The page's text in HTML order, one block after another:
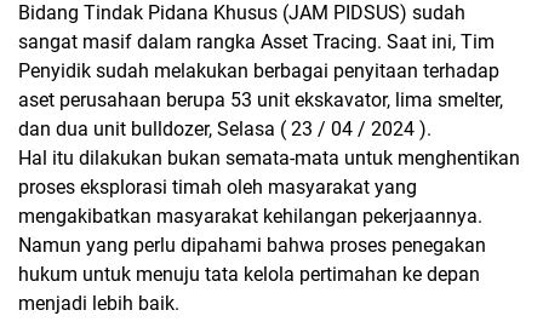
Bidang Tindak Pidana Khusus (JAM PIDSUS) sudah
sangat masif dalam rangka Asset Tracing. Saat ini, Tim
Penyidik sudah melakukan berbagai penyitaan terhadap
aset perusahaan berupa 53 unit ekskavator, lima smelter,
dan dua unit bulldozer, Selasa ( 23 / 04 / 2024 ).
Hal itu dilakukan bukan semata-mata untuk menghentikan
proses eksplorasi timah oleh masyarakat yang
mengakibatkan masyarakat kehilangan pekerjaannya.
Namun yang perlu dipahami bahwa proses penegakan
hukum untuk menuju tata kelola pertimahan ke depan
menjadi lebih baik.